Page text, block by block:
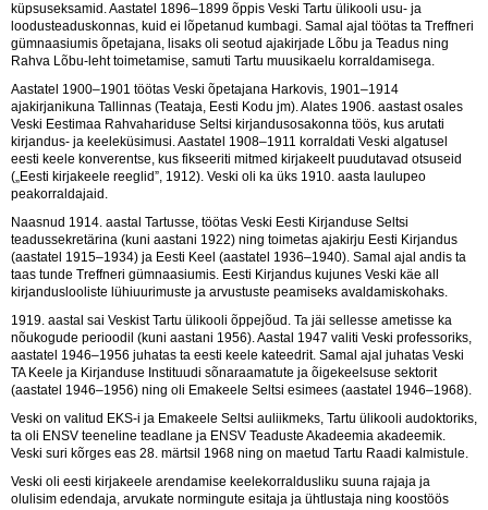
küpsuseksamid. Aastatel 1896–1899 õppis Veski Tartu ülikooli usu- ja
loodusteaduskonnas, kuid ei lõpetanud kumbagi. Samal ajal töötas ta Treffneri
gümnaasiumis õpetajana, lisaks oli seotud ajakirjade Lõbu ja Teadus ning
Rahva Lõbu-leht toimetamise, samuti Tartu muusikaelu korraldamisega.
Aastatel 1900–1901 töötas Veski õpetajana Harkovis, 1901–1914
ajakirjanikuna Tallinnas (Teataja, Eesti Kodu jm). Alates 1906. aastast osales
Veski Eestimaa Rahvahariduse Seltsi kirjandusosakonna töös, kus arutati
kirjandus- ja keeleküsimusi. Aastatel 1908–1911 korraldati Veski algatusel
eesti keele konverentse, kus fikseeriti mitmed kirjakeelt puudutavad otsuseid
(„Eesti kirjakeele reeglid”, 1912). Veski oli ka üks 1910. aasta laulupeo
peakorraldajaid.
Naasnud 1914. aastal Tartusse, töötas Veski Eesti Kirjanduse Seltsi
teadussekretärina (kuni aastani 1922) ning toimetas ajakirju Eesti Kirjandus
(aastatel 1915–1934) ja Eesti Keel (aastatel 1936–1940). Samal ajal andis ta
taas tunde Treffneri gümnaasiumis. Eesti Kirjandus kujunes Veski käe all
kirjanduslooliste lühiuurimuste ja arvustuste peamiseks avaldamiskohaks.
1919. aastal sai Veskist Tartu ülikooli õppejõud. Ta jäi sellesse ametisse ka
nõukogude perioodil (kuni aastani 1956). Aastal 1947 valiti Veski professoriks,
aastatel 1946–1956 juhatas ta eesti keele kateedrit. Samal ajal juhatas Veski
TA Keele ja Kirjanduse Instituudi sõnaraamatute ja õigekeelsuse sektorit
(aastatel 1946–1956) ning oli Emakeele Seltsi esimees (aastatel 1946–1968).
Veski on valitud EKS-i ja Emakeele Seltsi auliikmeks, Tartu ülikooli audoktoriks,
ta oli ENSV teeneline teadlane ja ENSV Teaduste Akadeemia akadeemik.
Veski suri kõrges eas 28. märtsil 1968 ning on maetud Tartu Raadi kalmistule.
Veski oli eesti kirjakeele arendamise keelekorraldusliku suuna rajaja ja
olulisim edendaja, arvukate normingute esitaja ja ühtlustaja ning koostöös